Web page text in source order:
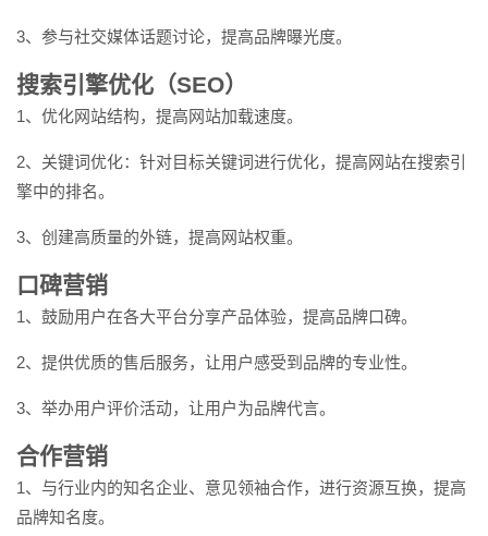
3、参与社交媒体话题讨论，提高品牌曝光度。
搜索引擎优化（SEO）
1、优化网站结构，提高网站加载速度。
2、关键词优化：针对目标关键词进行优化，提高网站在搜索引
擎中的排名。
3、创建高质量的外链，提高网站权重。
口碑营销
1、鼓励用户在各大平台分享产品体验，提高品牌口碑。
2、提供优质的售后服务，让用户感受到品牌的专业性。
3、举办用户评价活动，让用户为品牌代言。
合作营销
1、与行业内的知名企业、意见领袖合作，进行资源互换，提高
品牌知名度。